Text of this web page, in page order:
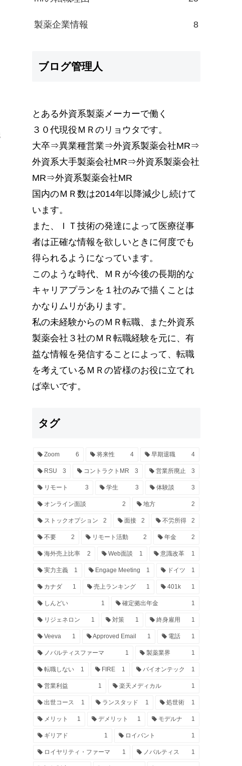
製薬企業情報 8
ブログ管理人
とある外資系製薬メーカーで働く
３０代現役ＭＲのリョウタです。
大卒⇒異業種営業⇒外資系製薬会社MR⇒
外資系大手製薬会社MR⇒外資系製薬会社
MR⇒外資系製薬会社MR
国内のＭＲ数は2014年以降減少し続けて
います。
また、ＩＴ技術の発達によって医療従事
者は正確な情報を欲しいときに何度でも
得られるようになっています。
このような時代、ＭＲが今後の長期的な
キャリアプランを１社のみで描くことは
かなりムリがあります。
私の未経験からのＭＲ転職、また外資系
製薬会社３社のＭＲ転職経験を元に、有
益な情報を発信することによって、転職
を考えているＭＲの皆様のお役に立てれ
ば幸いです。
タグ
Zoom 6 将来性 4 早期退職 4
RSU 3 コントラクトMR 3 営業所廃止 3
リモート 3 学生 3 体験談 3
オンライン面談 2 地方 2
ストックオプション 2 面接 2 不労所得 2
不要 2 リモート活動 2 年金 2
海外売上比率 2 Web面談 1 意識改革 1
実力主義 1 Engage Meeting 1 ドイツ 1
カナダ 1 売上ランキング 1 401k 1
しんどい 1 確定拠出年金 1
リジェネロン 1 対策 1 終身雇用 1
Veeva 1 Approved Email 1 電話 1
ノバルティスファーマ 1 製薬業界 1
転職しない 1 FIRE 1 バイオンテック 1
営業利益 1 楽天メディカル 1
出世コース 1 ランスタッド 1 処世術 1
メリット 1 デメリット 1 モデルナ 1
ギリアド 1 ロイバント 1
ロイヤリティ・ファーマ 1 ノバルティス 1